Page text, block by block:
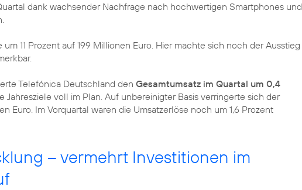
dank wachsender Nachfrage nach hochwertigen Smartphones und
um 11 Prozent auf 199 Millionen Euro. Hier machte sich noch der Ausstieg
Telefónica Deutschland den Gesamtumsatz im Quartal um 0,4
Jahresziele voll im Plan. Auf unbereinigter Basis verringerte sich der
Euro. Im Vorquartal waren die Umsatzerlöse noch um 1,6 Prozent
– vermehrt Investitionen im